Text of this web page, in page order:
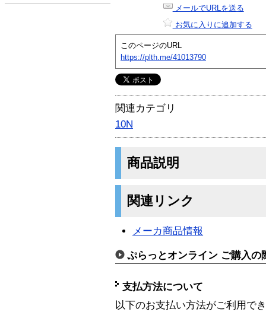
メールでURLを送る
お気に入りに追加する
このページのURL
https://plth.me/41013790
関連カテゴリ
10N
商品説明
関連リンク
メーカ商品情報
ぷらっとオンライン ご購入の
支払方法について
以下のお支払い方法がご利用で